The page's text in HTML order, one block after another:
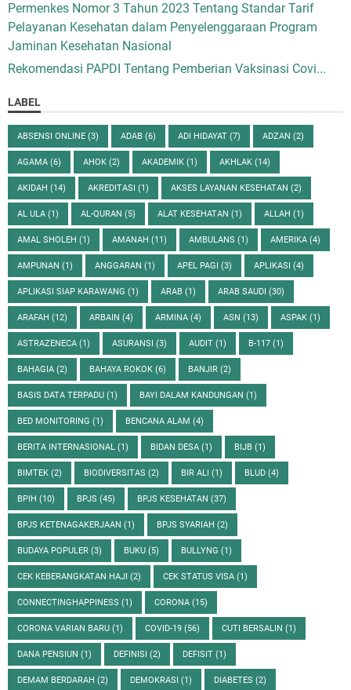
Permenkes Nomor 3 Tahun 2023 Tentang Standar Tarif
Pelayanan Kesehatan dalam Penyelenggaraan Program
Jaminan Kesehatan Nasional
Rekomendasi PAPDI Tentang Pemberian Vaksinasi Covi...
LABEL
ABSENSI ONLINE (3) ADAB (6) ADI HIDAYAT (7) ADZAN (2)
AGAMA (6) AHOK (2) AKADEMIK (1) AKHLAK (14)
AKIDAH (14) AKREDITASI (1) AKSES LAYANAN KESEHATAN (2)
AL ULA (1) AL-QURAN (5) ALAT KESEHATAN (1) ALLAH (1)
AMAL SHOLEH (1) AMANAH (11) AMBULANS (1) AMERIKA (4)
AMPUNAN (1) ANGGARAN (1) APEL PAGI (3) APLIKASI (4)
APLIKASI SIAP KARAWANG (1) ARAB (1) ARAB SAUDI (30)
ARAFAH (12) ARBAIN (4) ARMINA (4) ASN (13) ASPAK (1)
ASTRAZENECA (1) ASURANSI (3) AUDIT (1) B-117 (1)
BAHAGIA (2) BAHAYA ROKOK (6) BANJIR (2)
BASIS DATA TERPADU (1) BAYI DALAM KANDUNGAN (1)
BED MONITORING (1) BENCANA ALAM (4)
BERITA INTERNASIONAL (1) BIDAN DESA (1) BIJB (1)
BIMTEK (2) BIODIVERSITAS (2) BIR ALI (1) BLUD (4)
BPIH (10) BPJS (45) BPJS KESEHATAN (37)
BPJS KETENAGAKERJAAN (1) BPJS SYARIAH (2)
BUDAYA POPULER (3) BUKU (5) BULLYNG (1)
CEK KEBERANGKATAN HAJI (2) CEK STATUS VISA (1)
CONNECTINGHAPPINESS (1) CORONA (15)
CORONA VARIAN BARU (1) COVID-19 (56) CUTI BERSALIN (1)
DANA PENSIUN (1) DEFINISI (2) DEFISIT (1)
DEMAM BERDARAH (2) DEMOKRASI (1) DIABETES (2)